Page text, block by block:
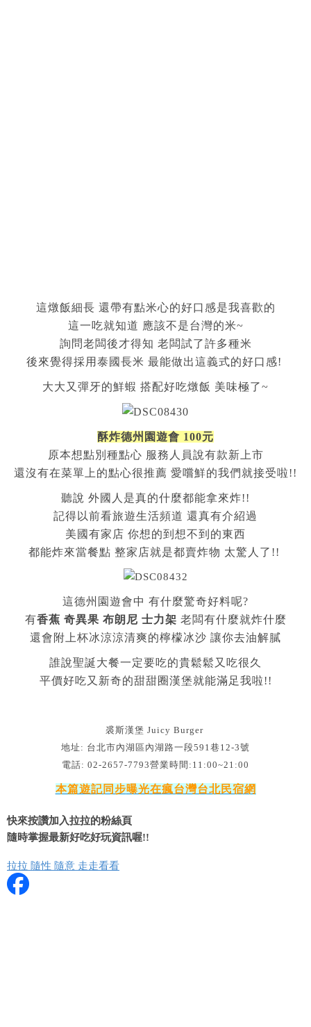
這燉飯細長 還帶有點米心的好口感是我喜歡的
這一吃就知道 應該不是台灣的米~
詢問老闆後才得知 老闆試了許多種米
後來覺得採用泰國長米 最能做出這義式的好口感!
大大又彈牙的鮮蝦 搭配好吃燉飯 美味極了~
酥炸德州園遊會 100元
原本想點別種點心 服務人員說有款新上市
還沒有在菜單上的點心很推薦 愛嚐鮮的我們就接受啦!!
聽說 外國人是真的什麼都能拿來炸!!
記得以前看旅遊生活頻道 還真有介紹過
美國有家店 你想的到想不到的東西
都能炸來當餐點 整家店就是都賣炸物 太驚人了!!
這德州園遊會中 有什麼驚奇好料呢?
有香蕉 奇異果 布朗尼 士力架 老闆有什麼就炸什麼
還會附上杯冰涼涼清爽的檸檬冰沙 讓你去油解膩
誰說聖誕大餐一定要吃的貴鬆鬆又吃很久
平價好吃又新奇的甜甜圈漢堡就能滿足我啦!!
裘斯漢堡 Juicy Burger
地址: 台北市內湖區內湖路一段591巷12-3號
電話: 02-2657-7793營業時間:11:00~21:00
本篇遊記同步曝光在瘋台灣台北民宿網
快來按讚加入拉拉的粉絲頁
隨時掌握最新好吃好玩資訊喔!!
拉拉 隨性 隨意 走走看看